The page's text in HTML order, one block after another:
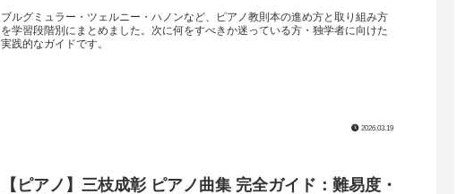
ブルグミュラー・ツェルニー・ハノンなど、ピアノ教則本の進め方と取り組み方
を学習段階別にまとめました。次に何をすべきか迷っている方・独学者に向けた
実践的なガイドです。
2026.03.19
【ピアノ】三枝成彰 ピアノ曲集 完全ガイド：難易度・